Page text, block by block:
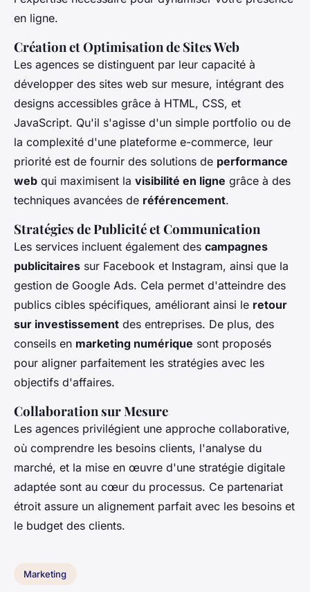
en ligne.
Création et Optimisation de Sites Web
Les agences se distinguent par leur capacité à
développer des sites web sur mesure, intégrant des
designs accessibles grâce à HTML, CSS, et
JavaScript. Qu'il s'agisse d'un simple portfolio ou de
la complexité d'une plateforme e-commerce, leur
priorité est de fournir des solutions de performance
web qui maximisent la visibilité en ligne grâce à des
techniques avancées de référencement.
Stratégies de Publicité et Communication
Les services incluent également des campagnes
publicitaires sur Facebook et Instagram, ainsi que la
gestion de Google Ads. Cela permet d'atteindre des
publics cibles spécifiques, améliorant ainsi le retour
sur investissement des entreprises. De plus, des
conseils en marketing numérique sont proposés
pour aligner parfaitement les stratégies avec les
objectifs d'affaires.
Collaboration sur Mesure
Les agences privilégient une approche collaborative,
où comprendre les besoins clients, l'analyse du
marché, et la mise en œuvre d'une stratégie digitale
adaptée sont au cœur du processus. Ce partenariat
étroit assure un alignement parfait avec les besoins et
le budget des clients.
Marketing